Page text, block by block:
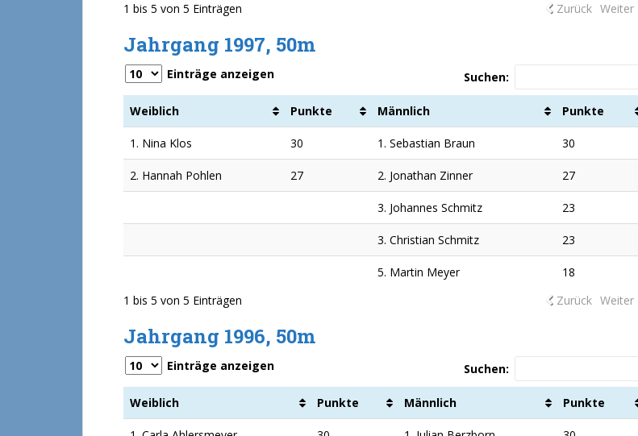
1 bis 5 von 5 Einträgen
Zurück Weiter
Jahrgang 1997, 50m
Einträge anzeigen Suchen:
Weiblich Punkte Männlich Punkte
1. Nina Klos 30 1. Sebastian Braun 30
2. Hannah Pohlen 27 2. Jonathan Zinner 27
3. Johannes Schmitz 23
3. Christian Schmitz 23
5. Martin Meyer
18
1 bis 5 von 5 Einträgen
Zurück Weiter
Jahrgang 1996, 50m
Einträge anzeigen Suchen:
Weiblich Punkte Männlich Punkte